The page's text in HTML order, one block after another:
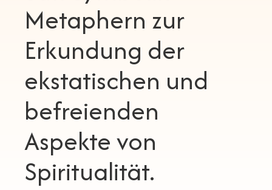
Metaphern zur
Erkundung der
ekstatischen und
befreienden
Aspekte von
Spiritualität.